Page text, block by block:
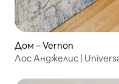
Дом – Vernon
Лос Анджелис |